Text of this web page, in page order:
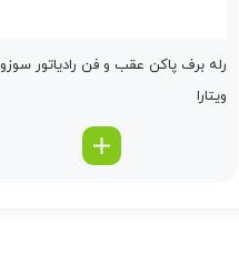
رله برف پاكن عقب و فن رادیاتور
ویتارا